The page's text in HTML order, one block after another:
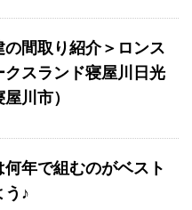
の間取り紹介＞ロンス
クスランド寝屋川日光
川市）
年で組むのがベスト
う♪